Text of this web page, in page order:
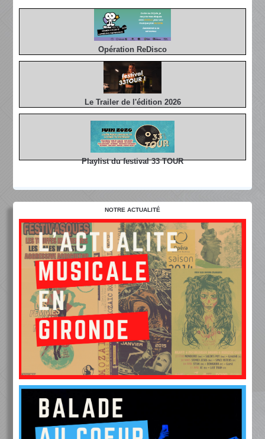
Opération ReDisco
Le Trailer de l'édition 2026
Playlist du festival 33 TOUR
NOTRE ACTUALITÉ